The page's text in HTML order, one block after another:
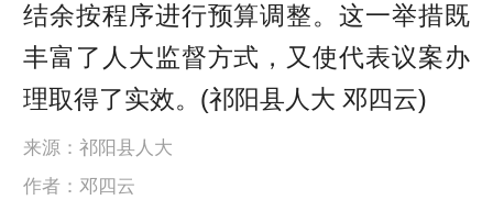
结余按程序进行预算调整。这一举措既
丰富了人大监督方式，又使代表议案办
理取得了实效。(祁阳县人大 邓四云)
来源：祁阳县人大
作者：邓四云